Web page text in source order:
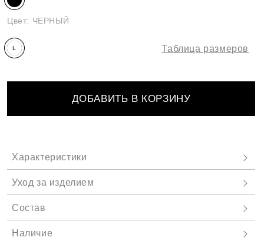
Цвет: ЧЕРНЫЙ
L Таблица размеров
ДОБАВИТЬ В КОРЗИНУ